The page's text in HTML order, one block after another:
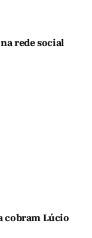
rede social
cobram Lúcio